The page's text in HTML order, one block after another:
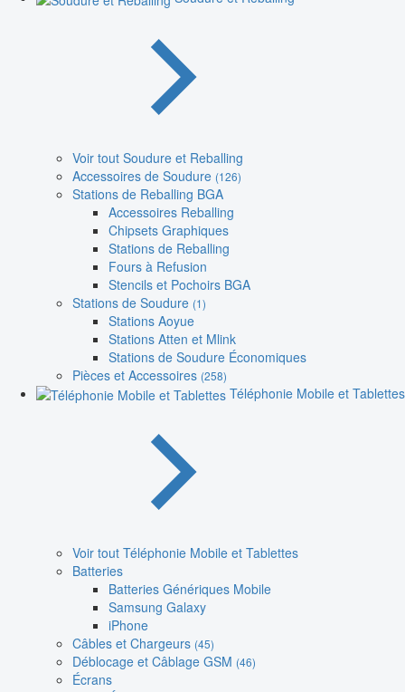
Voir tout Soudure et Reballing
Accessoires de Soudure (126)
Stations de Reballing BGA
Accessoires Reballing
Chipsets Graphiques
Stations de Reballing
Fours à Refusion
Stencils et Pochoirs BGA
Stations de Soudure (1)
Stations Aoyue
Stations Atten et Mlink
Stations de Soudure Économiques
Pièces et Accessoires (258)
Téléphonie Mobile et Tablettes
Voir tout Téléphonie Mobile et Tablettes
Batteries
Batteries Génériques Mobile
Samsung Galaxy
iPhone
Câbles et Chargeurs (45)
Déblocage et Câblage GSM (46)
Écrans